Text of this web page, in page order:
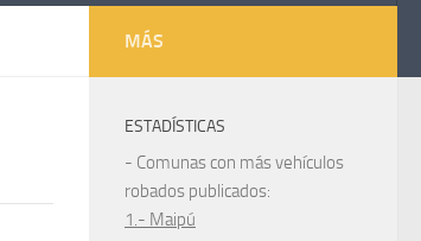
MÁS
ESTADÍSTICAS
- Comunas con más vehículos
robados publicados:
1.- Maipú